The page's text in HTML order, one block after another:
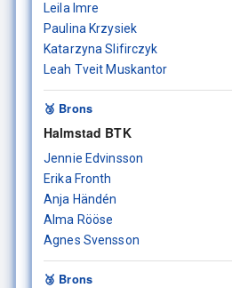
Leila Imre
Paulina Krzysiek
Katarzyna Slifirczyk
Leah Tveit Muskantor
🥉 Brons
Halmstad BTK
Jennie Edvinsson
Erika Fronth
Anja Händén
Alma Rööse
Agnes Svensson
🥉 Brons